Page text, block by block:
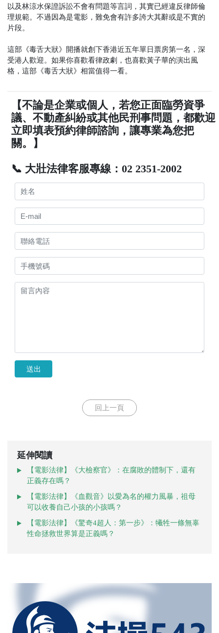
以及林涼水保證訴訟不會有問題等言詞，其實已經違反律師倫
理規範。不過因為是電影，難免會有許多誇大其辭或是不實的
片段。
這部《毒舌大狀》開播就創下香港近五年單日票房第一名，深
受港人歡迎。如果你喜歡看律政劇，也喜歡黃子華的演出風
格，這部《毒舌大狀》相當值得一看。
【不論是企業或個人，若您正面臨勞資爭
議、不動產糾紛或其他民刑事問題，都歡迎
立即填表預約律師諮詢，讓專業為您把
關。】
📞 大壯法律客服專線：02 2351-2002
送出
回上一頁
延伸閱讀
【電影法律】《大檢察官》：在腐敗的體制下，還有
正義存在嗎？
【電影法律】《血觀音》以愛為名的權力風暴，祖母
可以收養自己小孩的小孩嗎？
【電影法律】《驚奇4超人：第一步》：犧牲一條無辜
性命拯救世界算是正義嗎？